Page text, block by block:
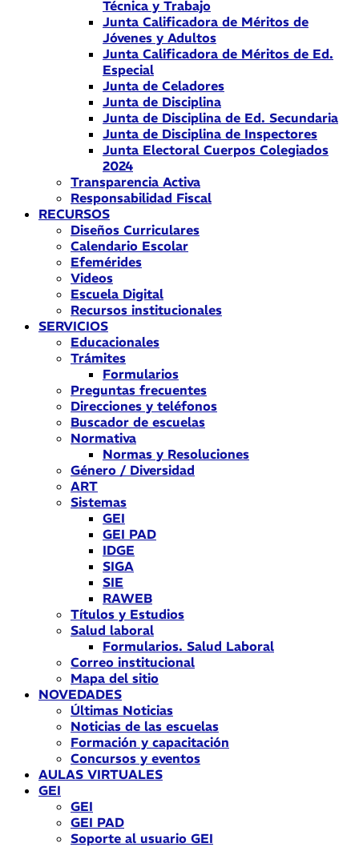
Técnica y Trabajo
Junta Calificadora de Méritos de
Jóvenes y Adultos
Junta Calificadora de Méritos de Ed.
Especial
Junta de Celadores
Junta de Disciplina
Junta de Disciplina de Ed. Secundaria
Junta de Disciplina de Inspectores
Junta Electoral Cuerpos Colegiados
2024
Transparencia Activa
Responsabilidad Fiscal
RECURSOS
Diseños Curriculares
Calendario Escolar
Efemérides
Videos
Escuela Digital
Recursos institucionales
SERVICIOS
Educacionales
Trámites
Formularios
Preguntas frecuentes
Direcciones y teléfonos
Buscador de escuelas
Normativa
Normas y Resoluciones
Género / Diversidad
ART
Sistemas
GEI
GEI PAD
IDGE
SIGA
SIE
RAWEB
Títulos y Estudios
Salud laboral
Formularios. Salud Laboral
Correo institucional
Mapa del sitio
NOVEDADES
Últimas Noticias
Noticias de las escuelas
Formación y capacitación
Concursos y eventos
AULAS VIRTUALES
GEI
GEI
GEI PAD
Soporte al usuario GEI